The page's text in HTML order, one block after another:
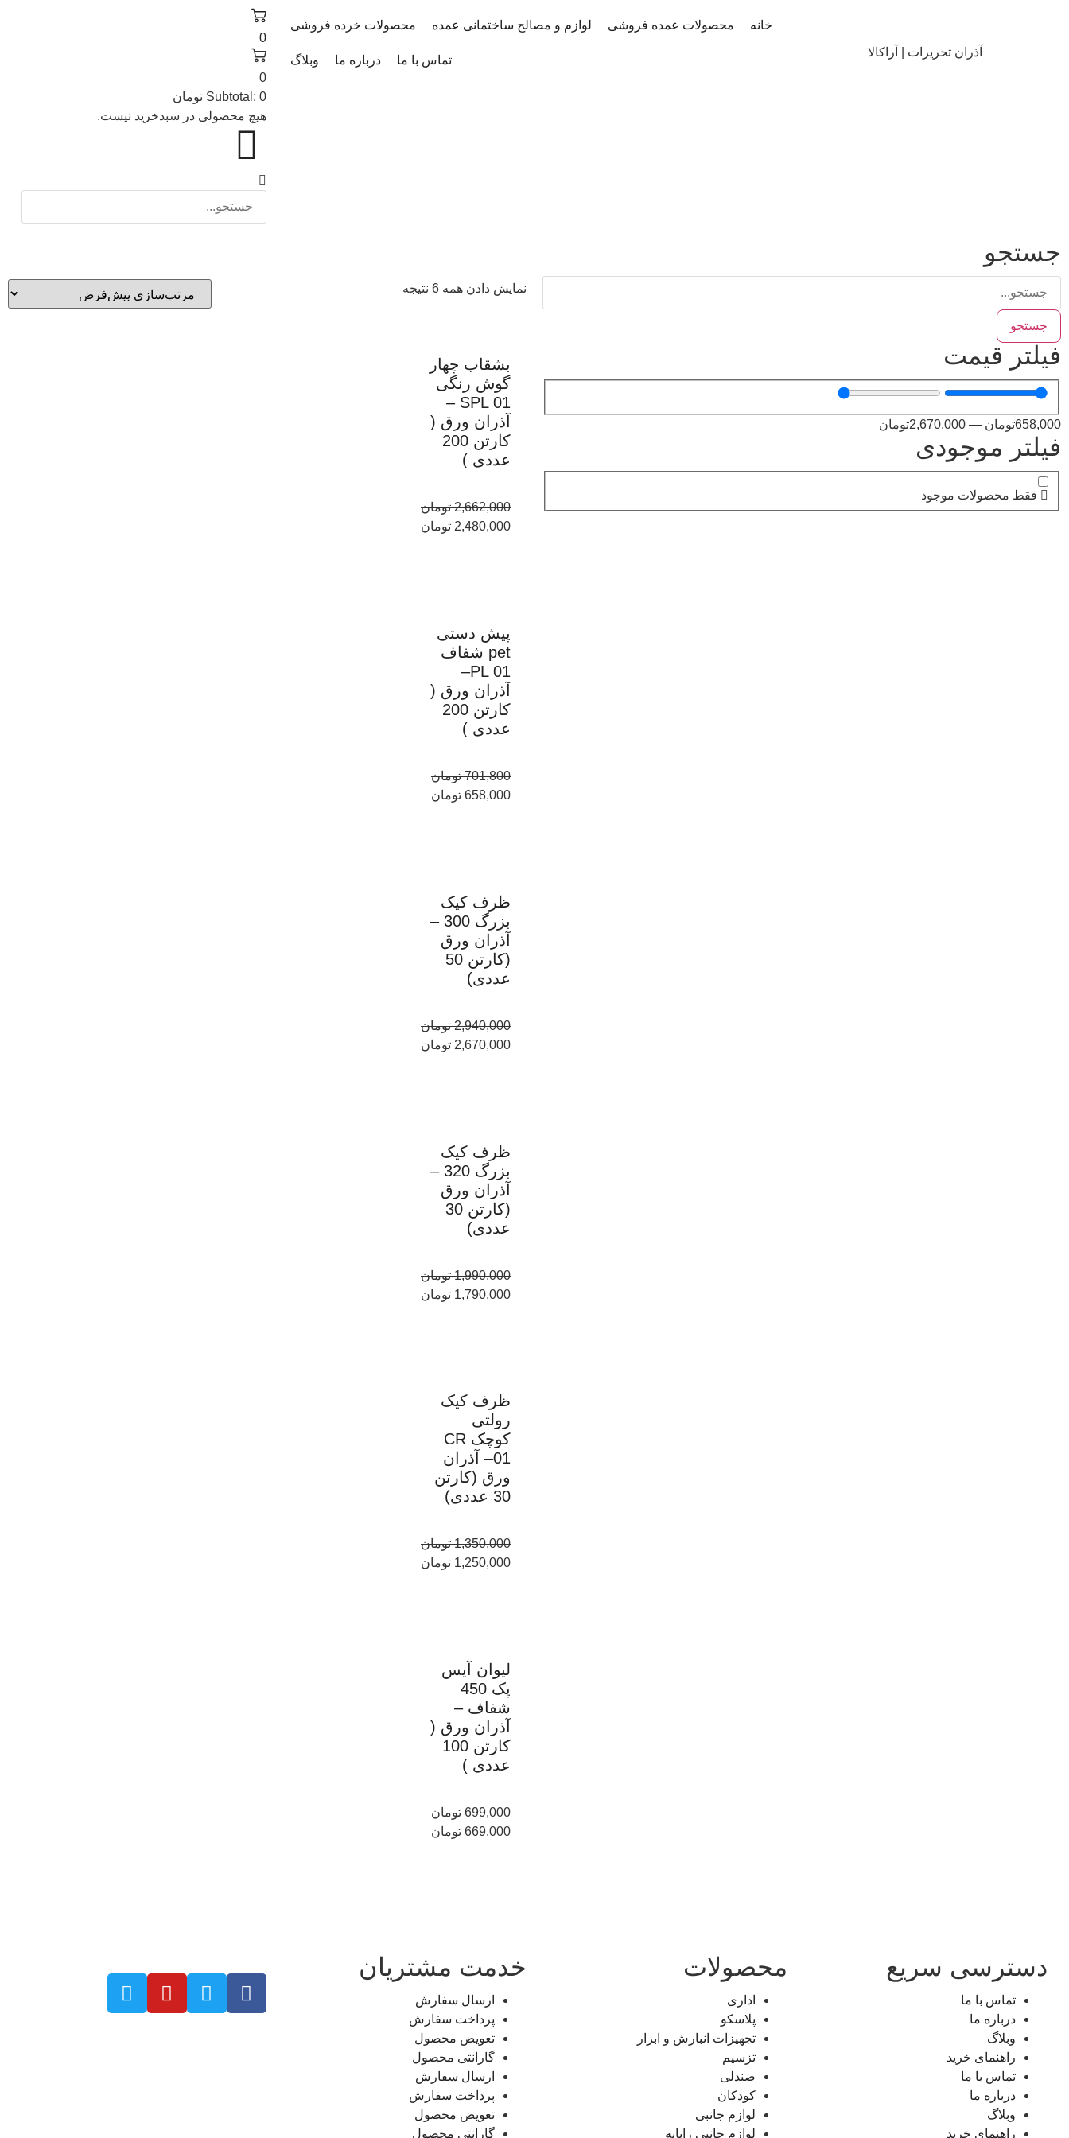
آذران تحریرات | آراکالا
خانه محصولات عمده فروشی لوازم و مصالح ساختمانی عمده محصولات خرده فروشی
تماس با ما درباره ما وبلاگ
0
0
Subtotal: 0
تومان
هیچ محصولی در سبدخرید نیست.
جستجو
جستجو
فیلتر قیمت
658,000تومان —
2,670,000تومان
فیلتر موجودی
فقط محصولات موجود
نمایش دادن همه 6 نتیجه
بشقاب چهار
گوش رنگی
SPL 01 –
آذران ورق (
کارتن 200
عددی )
2,662,000 تومان
2,480,000 تومان
پیش دستی
pet شفاف
PL 01–
آذران ورق (
کارتن 200
عددی )
701,800 تومان
658,000 تومان
ظرف کیک
بزرگ 300 –
آذران ورق
(کارتن 50
عددی)
2,940,000 تومان
2,670,000 تومان
ظرف کیک
بزرگ 320 –
آذران ورق
(کارتن 30
عددی)
1,990,000 تومان
1,790,000 تومان
ظرف کیک
رولتی
کوچک CR
01– آذران
ورق (کارتن
30 عددی)
1,350,000 تومان
1,250,000 تومان
لیوان آیس
پک 450
شفاف –
آذران ورق (
کارتن 100
عددی )
699,000 تومان
669,000 تومان
دسترسی سریع
تماس با ما
درباره ما
وبلاگ
راهنمای خرید
تماس با ما
درباره ما
وبلاگ
راهنمای خرید
محصولات
اداری
پلاسکو
تجهیزات انبارش و ابزار
تزسیم
صندلی
کودکان
لوازم جانبی
لوازم جانبی رایانه
خدمت مشتریان
ارسال سفارش
پرداخت سفارش
تعویض محصول
گارانتی محصول
ارسال سفارش
پرداخت سفارش
تعویض محصول
گارانتی محصول